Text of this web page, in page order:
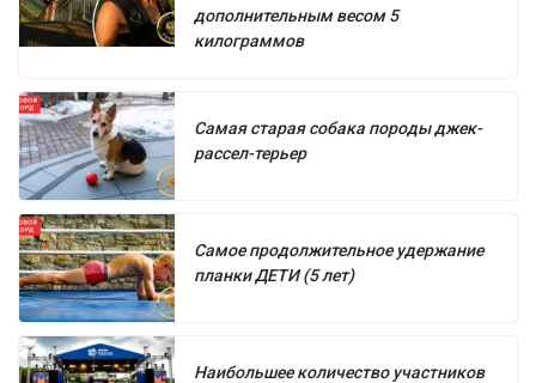
дополнительным весом 5
килограммов
Самая старая собака породы джек-
рассел-терьер
Самое продолжительное удержание
планки ДЕТИ (5 лет)
Наибольшее количество участников